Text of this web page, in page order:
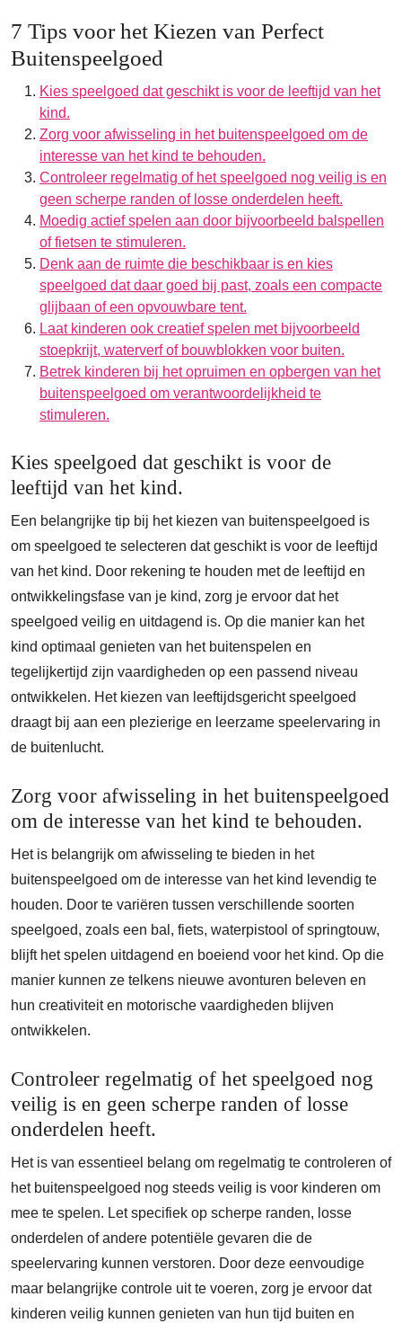
7 Tips voor het Kiezen van Perfect
Buitenspeelgoed
Kies speelgoed dat geschikt is voor de leeftijd van het
kind.
Zorg voor afwisseling in het buitenspeelgoed om de
interesse van het kind te behouden.
Controleer regelmatig of het speelgoed nog veilig is en
geen scherpe randen of losse onderdelen heeft.
Moedig actief spelen aan door bijvoorbeeld balspellen
of fietsen te stimuleren.
Denk aan de ruimte die beschikbaar is en kies
speelgoed dat daar goed bij past, zoals een compacte
glijbaan of een opvouwbare tent.
Laat kinderen ook creatief spelen met bijvoorbeeld
stoepkrijt, waterverf of bouwblokken voor buiten.
Betrek kinderen bij het opruimen en opbergen van het
buitenspeelgoed om verantwoordelijkheid te
stimuleren.
Kies speelgoed dat geschikt is voor de
leeftijd van het kind.
Een belangrijke tip bij het kiezen van buitenspeelgoed is
om speelgoed te selecteren dat geschikt is voor de leeftijd
van het kind. Door rekening te houden met de leeftijd en
ontwikkelingsfase van je kind, zorg je ervoor dat het
speelgoed veilig en uitdagend is. Op die manier kan het
kind optimaal genieten van het buitenspelen en
tegelijkertijd zijn vaardigheden op een passend niveau
ontwikkelen. Het kiezen van leeftijdsgericht speelgoed
draagt bij aan een plezierige en leerzame speelervaring in
de buitenlucht.
Zorg voor afwisseling in het buitenspeelgoed
om de interesse van het kind te behouden.
Het is belangrijk om afwisseling te bieden in het
buitenspeelgoed om de interesse van het kind levendig te
houden. Door te variëren tussen verschillende soorten
speelgoed, zoals een bal, fiets, waterpistool of springtouw,
blijft het spelen uitdagend en boeiend voor het kind. Op die
manier kunnen ze telkens nieuwe avonturen beleven en
hun creativiteit en motorische vaardigheden blijven
ontwikkelen.
Controleer regelmatig of het speelgoed nog
veilig is en geen scherpe randen of losse
onderdelen heeft.
Het is van essentieel belang om regelmatig te controleren of
het buitenspeelgoed nog steeds veilig is voor kinderen om
mee te spelen. Let specifiek op scherpe randen, losse
onderdelen of andere potentiële gevaren die de
speelervaring kunnen verstoren. Door deze eenvoudige
maar belangrijke controle uit te voeren, zorg je ervoor dat
kinderen veilig kunnen genieten van hun tijd buiten en